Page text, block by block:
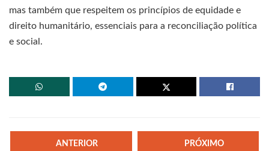
mas também que respeitem os princípios de equidade e
direito humanitário, essenciais para a reconciliação política
e social.
ANTERIOR PRÓXIMO